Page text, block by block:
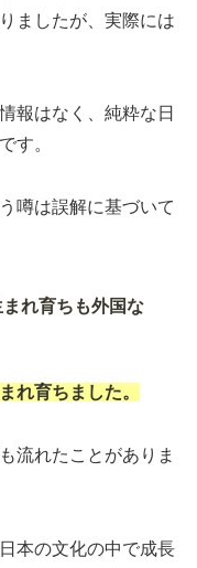
ましたが、実際には
報はなく、純粋な日
す。
噂は誤解に基づいて
れ育ちも外国な
れ育ちました。
流れたことがありま
本の文化の中で成長